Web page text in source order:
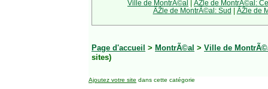
Ville de MontrÃ©al | ÃŽle de MontrÃ©al:
ÃŽle de MontrÃ©al: Sud | ÃŽle de
Page d'accueil > MontrÃ©al > Ville de
sites)
Ajoutez votre site dans cette catégorie